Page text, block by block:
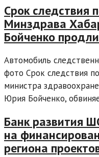
Срок следствия
Минздрава
Бойченко
Автомобиль
фото Срок следствия
министра
Юрия Бойченко,
Банк развития
на
региона